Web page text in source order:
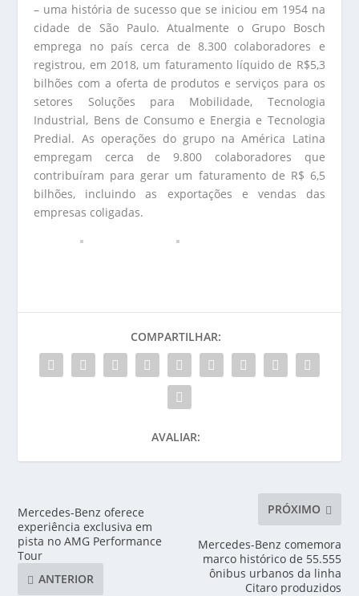
– uma história de sucesso que se iniciou em 1954 na
cidade de São Paulo. Atualmente o Grupo Bosch
emprega no país cerca de 8.300 colaboradores e
registrou, em 2018, um faturamento líquido de R$5,3
bilhões com a oferta de produtos e serviços para os
setores Soluções para Mobilidade, Tecnologia
Industrial, Bens de Consumo e Energia e Tecnologia
Predial. As operações do grupo na América Latina
empregam cerca de 9.800 colaboradores que
contribuíram para gerar um faturamento de R$ 6,5
bilhões, incluindo as exportações e vendas das
empresas coligadas.
COMPARTILHAR:
AVALIAR:
Mercedes-Benz oferece
experiência exclusiva em
pista no AMG Performance
Tour
ANTERIOR
PRÓXIMO
Mercedes-Benz comemora
marco histórico de 55.555
ônibus urbanos da linha
Citaro produzidos